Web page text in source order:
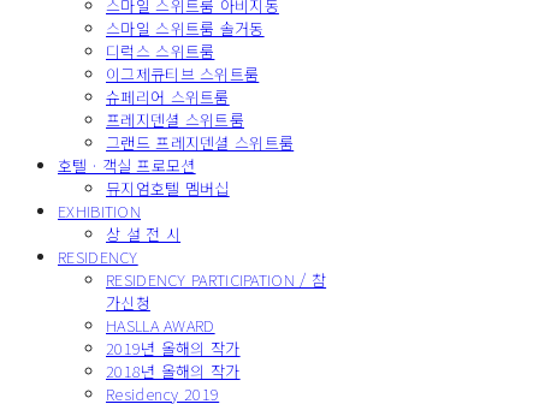
스마일 스위트룸 아비지동
스마일 스위트룸 솔거동
디럭스 스위트룸
이그제큐티브 스위트룸
슈페리어 스위트룸
프레지덴셜 스위트룸
그랜드 프레지덴셜 스위트룸
호텔 · 객실 프로모션
뮤지엄호텔 멤버십
EXHIBITION
상 설 전 시
RESIDENCY
RESIDENCY PARTICIPATION / 참
가신청
HASLLA AWARD
2019년 올해의 작가
2018년 올해의 작가
Residency 2019